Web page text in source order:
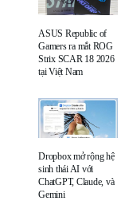
ASUS Republic of
Gamers ra mắt ROG
Strix SCAR 18 2026
tại Việt Nam
Dropbox mở rộng hệ
sinh thái AI với
ChatGPT, Claude, và
Gemini